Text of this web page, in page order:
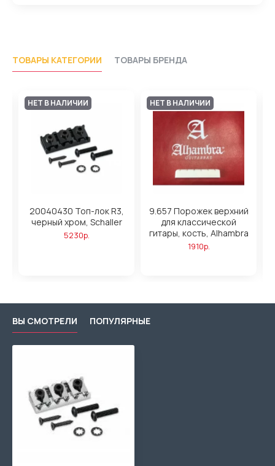
ТОВАРЫ КАТЕГОРИИ ТОВАРЫ БРЕНДА
НЕТ В НАЛИЧИИ
20040430 Топ-лок R3,
черный хром, Schaller
5230р.
НЕТ В НАЛИЧИИ
9.657 Порожек верхний
для классической
гитары, кость, Alhambra
1910р.
ВЫ СМОТРЕЛИ ПОПУЛЯРНЫЕ